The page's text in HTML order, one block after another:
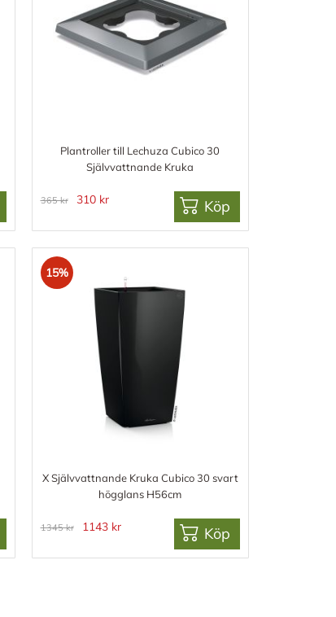
Plantroller till Lechuza Cubico 30
Självvattnande Kruka
365 kr 310 kr Köp
15%
X Självvattnande Kruka Cubico 30 svart
högglans H56cm
1345 kr 1143 kr Köp